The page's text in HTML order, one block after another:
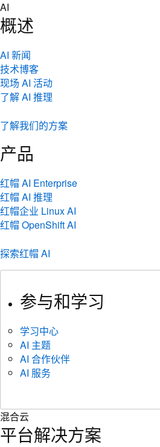
Skip
to
content
AI
概述
AI 新闻
技术博客
现场 AI 活动
了解 AI 推理
了解我们的方案
产品
红帽 AI Enterprise
红帽 AI 推理
红帽企业 Linux AI
红帽 OpenShift AI
探索红帽 AI
参与和学习
学习中心
AI 主题
AI 合作伙伴
AI 服务
混合云
平台解决方案